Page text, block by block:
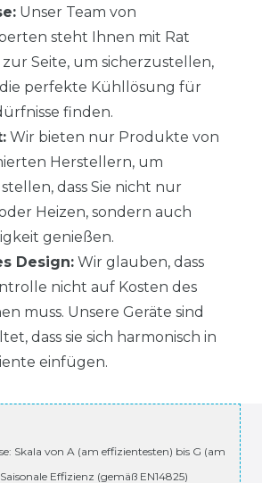
Unser Team von
steht Ihnen mit Rat
Seite, um sicherzustellen,
die perfekte Kühllösung für
finden.
Wir bieten nur Produkte von
Herstellern, um
dass Sie nicht nur
Heizen, sondern auch
genießen.
Design: Wir glauben, dass
nicht auf Kosten des
muss. Unsere Geräte sind
dass sie sich harmonisch in
einfügen.
Skala von A (am effizientesten) bis G (am
Effizienz (gemäß EN14825)